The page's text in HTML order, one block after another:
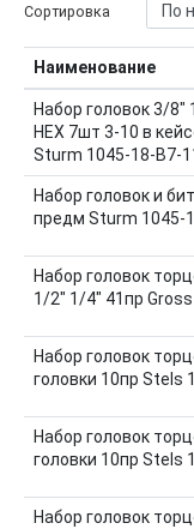
Сортировка
Наименование
Набор головок 3/8"
HEX 7шт 3-10 в
Sturm 1045-18-B7-
Набор головок и
предм Sturm 1045-
Набор головок
1/2" 1/4" 41пр
Набор головок
головки 10пр Stels
Набор головок
головки 10пр Stels
Набор головок